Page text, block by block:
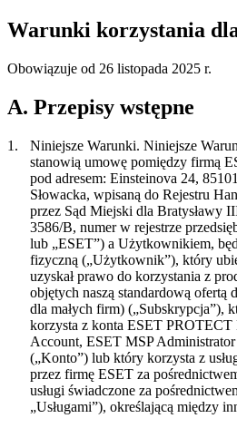
Warunki korzystania
Obowiązuje od 26 listopada 2025 r.
A. Przepisy wstępne
1. Niniejsze Warunki. Niniejsze
stanowią umowę pomiędzy firmą
pod adresem: Einsteinova 24,
Słowacka, wpisaną do Rejestru
przez Sąd Miejski dla Bratysławy
3586/B, numer w rejestrze
lub „ESET”) a Użytkownikiem,
fizyczną („Użytkownik”), który
uzyskał prawo do korzystania z
objętych naszą standardową
dla małych firm) („Subskrypcja”),
korzysta z konta ESET PROTECT
Account, ESET MSP
(„Konto”) lub który korzysta z
przez firmę ESET za
usługi świadczone za
„Usługami”), określającą między